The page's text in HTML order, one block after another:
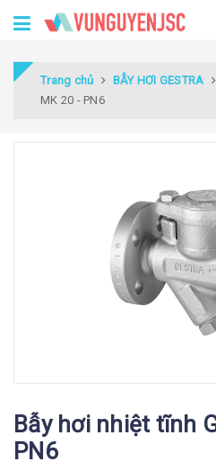
Trang chủ BẪY HƠI GESTRA
MK 20 - PN6
Bẫy hơi nhiệt tĩnh
PN6